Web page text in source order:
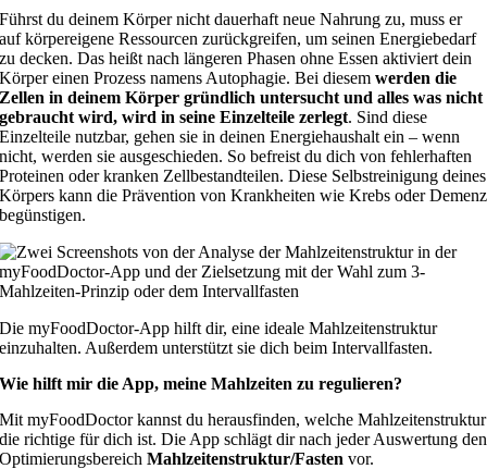
Führst du deinem Körper nicht dauerhaft neue Nahrung zu, muss er
auf körpereigene Ressourcen zurückgreifen, um seinen Energiebedarf
zu decken. Das heißt nach längeren Phasen ohne Essen aktiviert dein
Körper einen Prozess namens Autophagie. Bei diesemwerden die
Zellen in deinem Körper gründlich untersucht und alles was nicht
gebraucht wird, wird in seine Einzelteile zerlegt. Sind diese
Einzelteile nutzbar, gehen sie in deinen Energiehaushalt ein – wenn
nicht, werden sie ausgeschieden. So befreist du dich von fehlerhaften
Proteinen oder kranken Zellbestandteilen. Diese Selbstreinigung deines
Körpers kann die Prävention von Krankheiten wie Krebs oder Demenz
begünstigen.
Die myFoodDoctor-App hilft dir, eine ideale Mahlzeitenstruktur
einzuhalten. Außerdem unterstützt sie dich beim Intervallfasten.
Wie hilft mir die App, meine Mahlzeiten zu regulieren?
Mit myFoodDoctor kannst du herausfinden, welche Mahlzeitenstruktur
die richtige für dich ist. Die App schlägt dir nach jeder Auswertung den
OptimierungsbereichMahlzeitenstruktur/Fasten vor.